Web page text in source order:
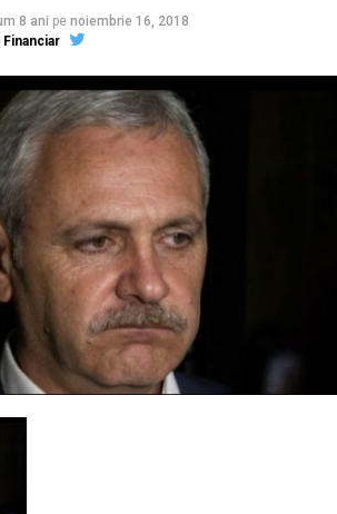
8 ani pe noiembrie 16, 2018